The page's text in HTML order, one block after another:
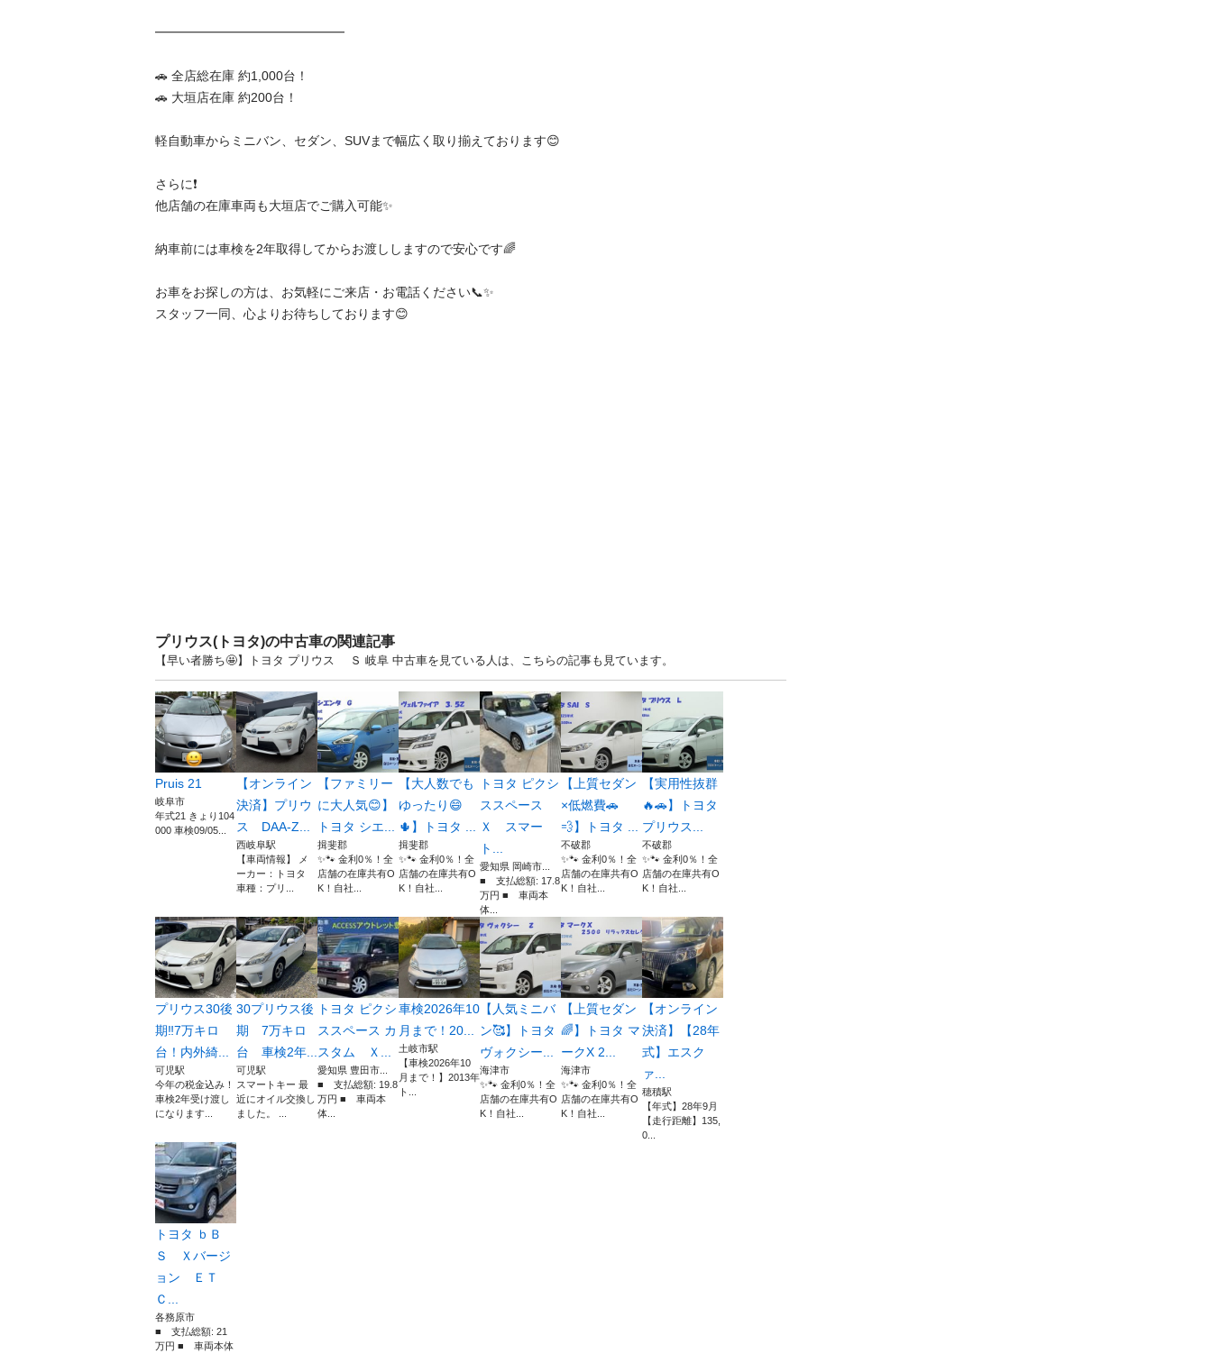
━━━━━━━━━━━━━━━
🚗 全店総在庫 約1,000台！
🚗 大垣店在庫 約200台！
軽自動車からミニバン、セダン、SUVまで幅広く取り揃えております😊
さらに❗
他店舗の在庫車両も大垣店でご購入可能✨
納車前には車検を2年取得してからお渡ししますので安心です🌈
お車をお探しの方は、お気軽にご来店・お電話ください📞✨
スタッフ一同、心よりお待ちしております😊
プリウス(トヨタ)の中古車の関連記事
【早い者勝ち🤩】トヨタ プリウス Ｓ 岐阜 中古車を見ている人は、こちらの記事も見ています。
Pruis 21
岐阜市
年式21 きょり104
000 車検09/05...
【オンライン
決済】プリウ
ス DAA-Z...
西岐阜駅
【車両情報】 メ
ーカー：トヨタ
車種：プリ...
【ファミリー
に大人気😊】
トヨタ シエ...
揖斐郡
✨🐾 金利0％！全
店舗の在庫共有O
K！自社...
【大人数でも
ゆったり😄
🌵】トヨタ ...
揖斐郡
✨🐾 金利0％！全
店舗の在庫共有O
K！自社...
トヨタ ピクシ
ススペース
Ｘ スマー
ト...
愛知県 岡崎市...
■ 支払総額: 17.8
万円 ■ 車両本
体...
【上質セダン
×低燃費🚗
💨】トヨタ ...
不破郡
✨🐾 金利0％！全
店舗の在庫共有O
K！自社...
【実用性抜群
🔥🚗】トヨタ
プリウス...
不破郡
✨🐾 金利0％！全
店舗の在庫共有O
K！自社...
プリウス30後
期‼︎7万キロ
台！内外綺...
可児駅
今年の税金込み！
車検2年受け渡し
になります...
30プリウス後
期 7万キロ
台 車検2年...
可児駅
スマートキー 最
近にオイル交換し
ました。 ...
トヨタ ピクシ
ススペース カ
スタム Ｘ...
愛知県 豊田市...
■ 支払総額: 19.8
万円 ■ 車両本
体...
車検2026年10
月まで！20...
土岐市駅
【車検2026年10
月まで！】2013年
ト...
【人気ミニバ
ン🥰】トヨタ
ヴォクシー...
海津市
✨🐾 金利0％！全
店舗の在庫共有O
K！自社...
【上質セダン
🌈】トヨタ マ
ークX 2...
海津市
✨🐾 金利0％！全
店舗の在庫共有O
K！自社...
【オンライン
決済】【28年
式】エスク
ァ...
穂積駅
【年式】28年9月
【走行距離】135,
0...
トヨタ ｂＢ
Ｓ Ｘバージ
ョン ＥＴ
Ｃ...
各務原市
■ 支払総額: 21
万円 ■ 車両本体